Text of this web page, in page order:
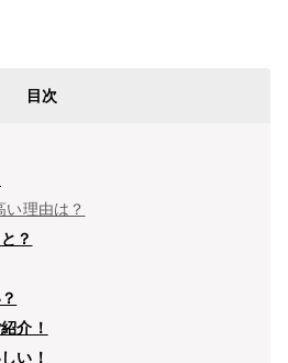
目次
理由は？
？
介！
い！